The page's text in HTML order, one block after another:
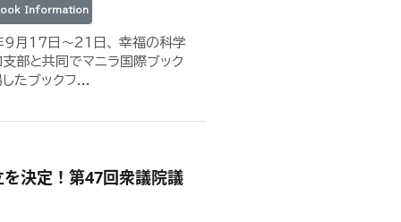
Information
月17日〜21日、 幸福の科学
部と共同でマニラ国際ブック
たブックフ...
決定！第47回衆議院議